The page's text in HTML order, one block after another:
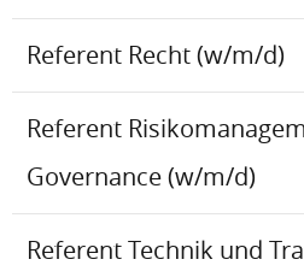
Referent Recht (w/m/d)
Referent
Governance (w/m/d)
Referent Technik und